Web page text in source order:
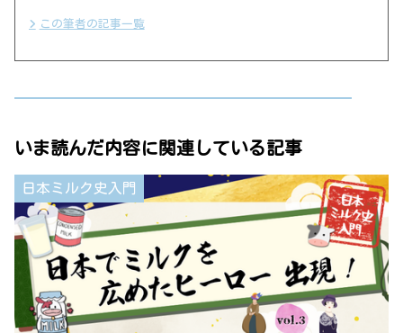
この筆者の記事一覧
いま読んだ内容に関連している記事
日本ミルク史入門